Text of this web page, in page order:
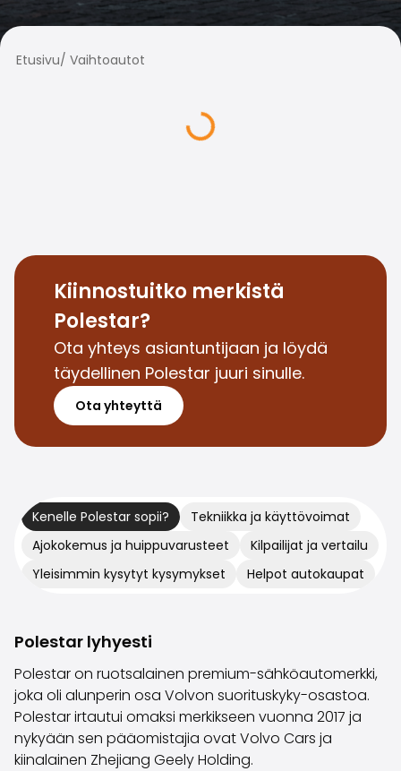
Farmariautot
Vetoautot
Kia
Mercedes-Benz
Polestar
Toyota
Volkswagen
Kaikki automerkit
Myy autosi
Artikkeleita auton myyntiin liittyen
Muista nämä kun myyt auton!
Tuotteet ja palvelut
SakaKasko
Rahoitus
Kotiintoimitus
SakaVarma hyötyajoneuvoille
Varusteet autoosi
Vetokoukut
Etusivu/ Vaihtoautot
Kiinnostuitko merkistä
Polestar?
Ota yhteys asiantuntijaan ja löydä
täydellinen Polestar juuri sinulle.
Ota yhteyttä
Kenelle Polestar sopii?
Tekniikka ja käyttövoimat
Ajokokemus ja huippuvarusteet
Kilpailijat ja vertailu
Yleisimmin kysytyt kysymykset
Helpot autokaupat
Polestar lyhyesti
Polestar on ruotsalainen premium-sähköautomerkki,
joka oli alunperin osa Volvon suorituskyky-osastoa.
Polestar irtautui omaksi merkikseen vuonna 2017 ja
nykyään sen pääomistajia ovat Volvo Cars ja
kiinalainen Zhejiang Geely Holding.